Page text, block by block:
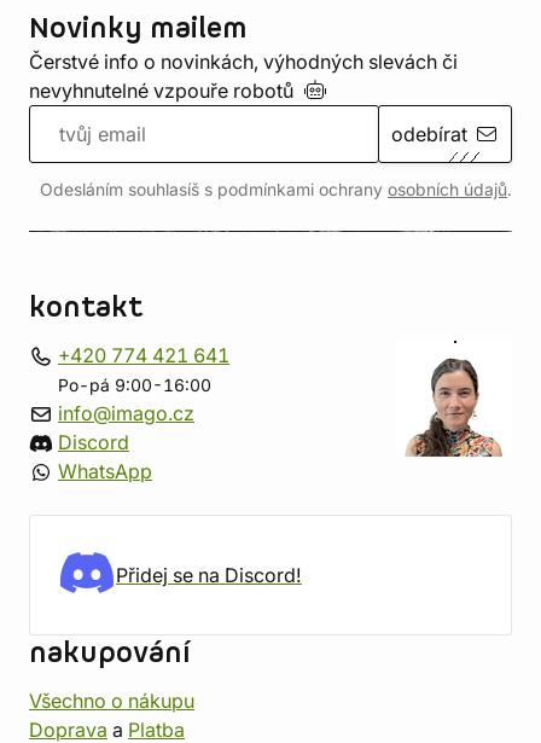
Novinky mailem
Čerstvé info o novinkách, výhodných slevách či
nevyhnutelné vzpouře robotů
odebírat
Odesláním souhlasíš s podmínkami ochrany osobních údajů.
kontakt
+420 774 421 641
Po-pá 9:00-16:00
info@imago.cz
Discord
WhatsApp
Přidej se na Discord!
nakupování
Všechno o nákupu
Doprava a Platba